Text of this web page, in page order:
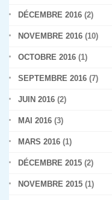
DÉCEMBRE 2016 (2)
NOVEMBRE 2016 (10)
OCTOBRE 2016 (1)
SEPTEMBRE 2016 (7)
JUIN 2016 (2)
MAI 2016 (3)
MARS 2016 (1)
DÉCEMBRE 2015 (2)
NOVEMBRE 2015 (1)